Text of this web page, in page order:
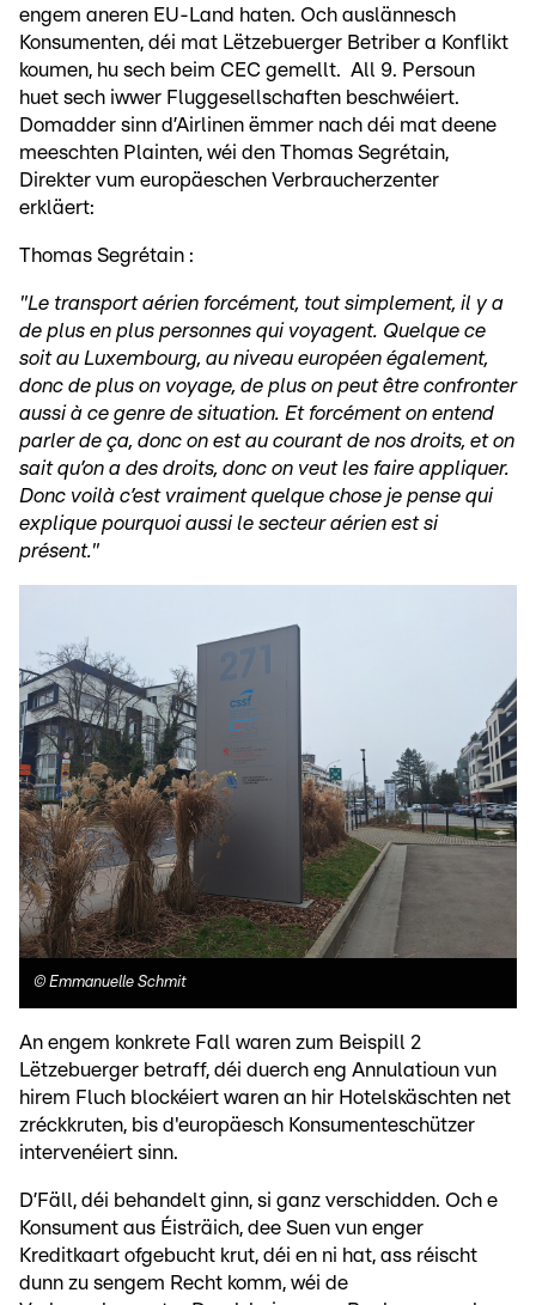
engem aneren EU-Land haten. Och auslännesch
Konsumenten, déi mat Lëtzebuerger Betriber a Konflikt
koumen, hu sech beim CEC gemellt. All 9. Persoun
huet sech iwwer Fluggesellschaften beschwéiert.
Domadder sinn d’Airlinen ëmmer nach déi mat deene
meeschten Plainten, wéi den Thomas Segrétain,
Direkter vum europäeschen Verbraucherzenter
erkläert:
Thomas Segrétain :
"Le transport aérien forcément, tout simplement, il y a
de plus en plus personnes qui voyagent. Quelque ce
soit au Luxembourg, au niveau européen également,
donc de plus on voyage, de plus on peut être confronter
aussi à ce genre de situation. Et forcément on entend
parler de ça, donc on est au courant de nos droits, et on
sait qu’on a des droits, donc on veut les faire appliquer.
Donc voilà c’est vraiment quelque chose je pense qui
explique pourquoi aussi le secteur aérien est si
présent."
© Emmanuelle Schmit
An engem konkrete Fall waren zum Beispill 2
Lëtzebuerger betraff, déi duerch eng Annulatioun vun
hirem Fluch blockéiert waren an hir Hotelskäschten net
zréckkruten, bis d'europäesch Konsumenteschützer
intervenéiert sinn.
D’Fäll, déi behandelt ginn, si ganz verschidden. Och e
Konsument aus Éisträich, dee Suen vun enger
Kreditkaart ofgebucht krut, déi en ni hat, ass réischt
dunn zu sengem Recht komm, wéi de